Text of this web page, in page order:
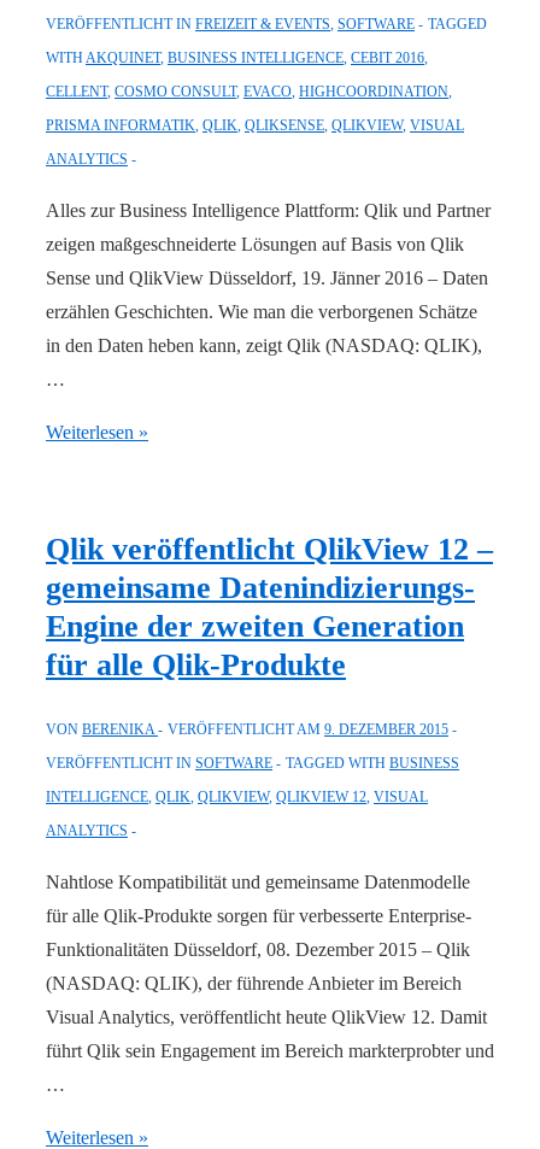
VERÖFFENTLICHT IN FREIZEIT & EVENTS SOFTWARE
TAGGED
WITH AKQUINET, BUSINESS INTELLIGENCE CEBIT 2016
CELLENT, COSMO CONSULT, EVACO HIGHCOORDINATION
PRISMA INFORMATIK QLIK QLIKSENSE QLIKVIEW, VISUAL
ANALYTICS
Alles zur Business Intelligence Plattform: Qlik und Partner
zeigen maßgeschneiderte Lösungen auf Basis von Qlik
Sense und QlikView Düsseldorf, 19. Jänner 2016 – Daten
erzählen Geschichten. Wie man die verborgenen Schätze
in den Daten heben kann, zeigt Qlik (NASDAQ: QLIK),
…
CeBIT
end-
to-
end
BI
Halle
5
Stand
B36
Weiterlesen »
Qlik veröffentlicht QlikView 12 –
gemeinsame Datenindizierungs-
Engine der zweiten Generation
für alle Qlik-Produkte
VON BERENIKA VERÖFFENTLICHT AM 9. DEZEMBER 2015
VERÖFFENTLICHT IN SOFTWARE TAGGED WITH BUSINESS
INTELLIGENCE, QLIK, QLIKVIEW, QLIKVIEW 12, VISUAL
ANALYTICS
Nahtlose Kompatibilität und gemeinsame Datenmodelle
für alle Qlik-Produkte sorgen für verbesserte Enterprise-
Funktionalitäten Düsseldorf, 08. Dezember 2015 – Qlik
(NASDAQ: QLIK), der führende Anbieter im Bereich
Visual Analytics, veröffentlicht heute QlikView 12. Damit
führt Qlik sein Engagement im Bereich markterprobter und
…
Qlik
Weiterlesen »